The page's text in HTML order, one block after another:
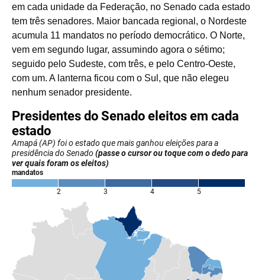
em cada unidade da Federação, no Senado cada estado
tem três senadores. Maior bancada regional, o Nordeste
acumula 11 mandatos no período democrático. O Norte,
vem em segundo lugar, assumindo agora o sétimo;
seguido pelo Sudeste, com três, e pelo Centro-Oeste,
com um. A lanterna ficou com o Sul, que não elegeu
nenhum senador presidente.